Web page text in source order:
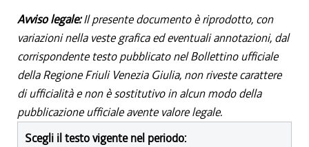
Avviso legale:Il presente documento è riprodotto, con
variazioni nella veste grafica ed eventuali annotazioni, dal
corrispondente testo pubblicato nel Bollettino ufficiale
della Regione Friuli Venezia Giulia, non riveste carattere
di ufficialità e non è sostitutivo in alcun modo della
pubblicazione ufficiale avente valore legale.
Scegli il testo vigente nel periodo: